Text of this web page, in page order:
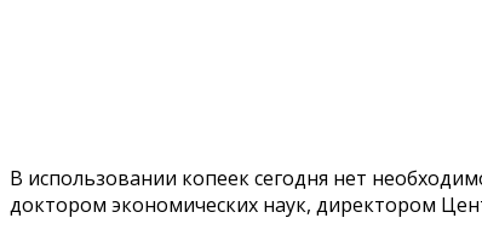
В использовании копеек сегодня нет
доктором экономических наук, директором